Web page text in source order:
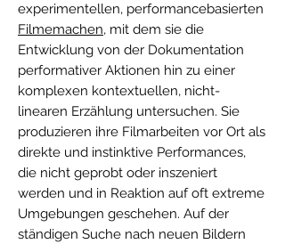
experimentellen, performancebasierten
Filmemachen, mit dem sie die
Entwicklung von der Dokumentation
performativer Aktionen hin zu einer
komplexen kontextuellen, nicht-
linearen Erzählung untersuchen. Sie
produzieren ihre Filmarbeiten vor Ort als
direkte und instinktive Performances,
die nicht geprobt oder inszeniert
werden und in Reaktion auf oft extreme
Umgebungen geschehen. Auf der
ständigen Suche nach neuen Bildern